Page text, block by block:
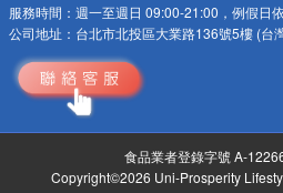
服務時間： 週一至週日 09:00-21:00，例假日
公司地址： 台北市北投區大業路136號5樓 (台
食品業者登錄字號 A-
Copyright©2026 Uni-Prosperity